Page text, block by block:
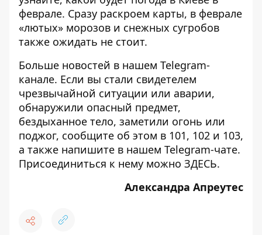
феврале. Сразу раскроем карты, в феврале
«лютых» морозов и снежных сугробов
также ожидать не стоит.
Больше новостей в нашем Telegram-
канале. Если вы стали свидетелем
чрезвычайной ситуации или аварии,
обнаружили опасный предмет,
бездыханное тело, заметили огонь или
поджог, сообщите об этом в 101, 102 и 103,
а также напишите в нашем Telegram-чате.
Присоединиться к нему можно ЗДЕСЬ.
Александра Апреутес